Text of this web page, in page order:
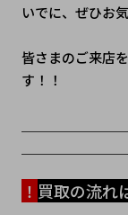
いでに、ぜひお
皆さまのご来店
す！！
！ 買取の流れ